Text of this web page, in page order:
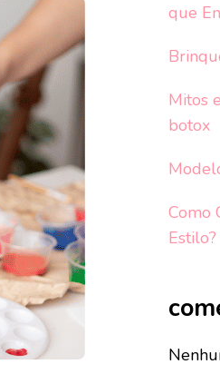
que
Mitos
botox
Como
Estilo?